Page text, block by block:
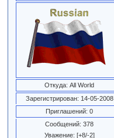
Откуда: All World
Зарегистрирован: 14-05-2008
Приглашений: 0
Сообщений: 378
Уважение: [+8/-2]